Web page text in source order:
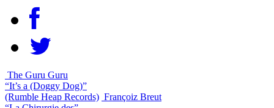
The Guru Guru
“It’s a (Doggy Dog)”
(Rumble Heap Records) Françoiz Breut